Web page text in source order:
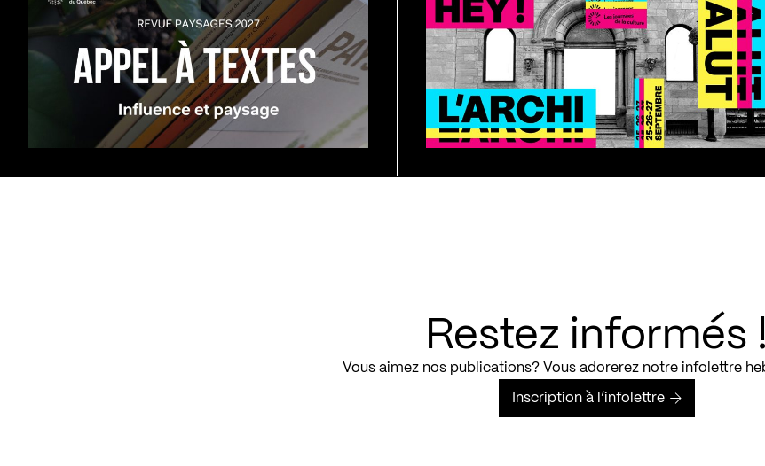
Restez informés !
Vous aimez nos publications? Vous adorerez notre infolettre
Inscription à l’infolettre